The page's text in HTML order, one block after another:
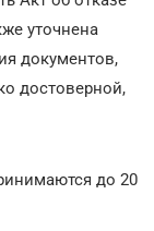
уточнена
документов,
достоверной,
до 20